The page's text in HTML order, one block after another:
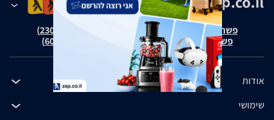
פשרה בת"צ אבנצ'יק נ' זאפ גרופ (ת"צ 23008-08-20)
פשרה בת"צ כהנים נ' זאפ גרופ (ת"צ 60371-12-19)
אודות
שימושי